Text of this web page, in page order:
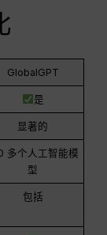
GlobalGPT
是
显著的
多个人工智能模
型
包括